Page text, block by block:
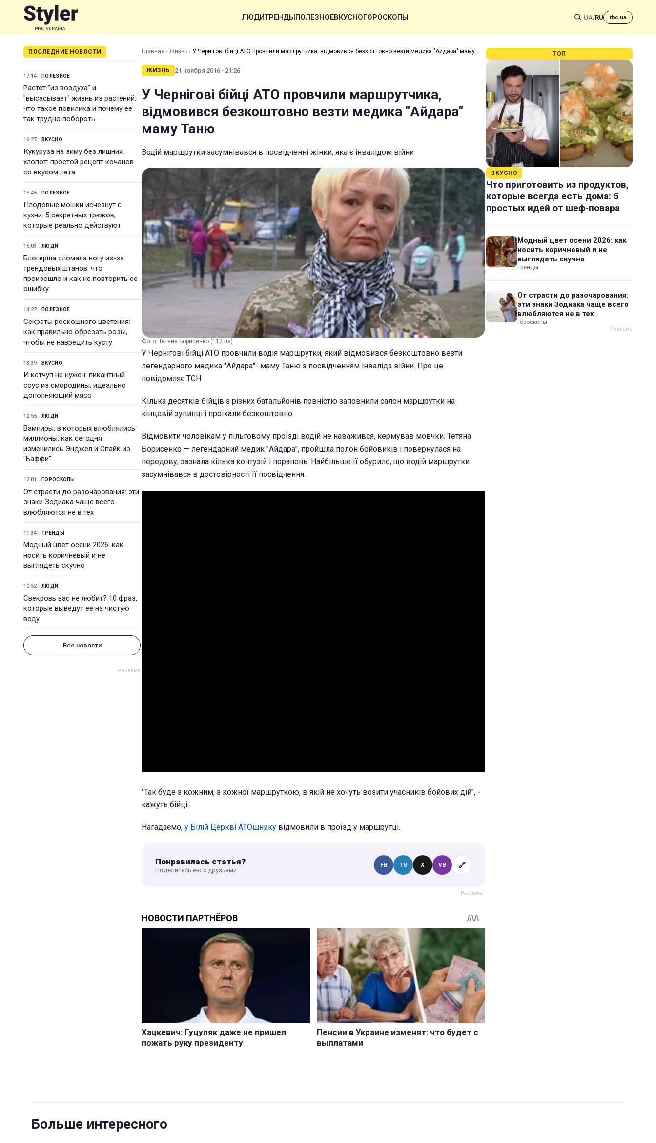
ЛЮДИТРЕНДЫПОЛЕЗНОЕВКУСНОГОРОСКОПЫ UA/RU rbc.ua
ПОСЛЕДНИЕ НОВОСТИ
17:14 ПОЛЕЗНОЕ
Растет "из воздуха" и
"высасывает" жизнь из растений:
что такое повилика и почему ее
так трудно побороть
16:27 ВКУСНО
Кукуруза на зиму без лишних
хлопот: простой рецепт кочанов
со вкусом лета
15:45 ПОЛЕЗНОЕ
Плодовые мошки исчезнут с
кухни: 5 секретных трюков,
которые реально действуют
15:03 ЛЮДИ
Блогерша сломала ногу из-за
трендовых штанов: что
произошло и как не повторить ее
ошибку
14:22 ПОЛЕЗНОЕ
Секреты роскошного цветения:
как правильно обрезать розы,
чтобы не навредить кусту
13:39 ВКУСНО
И кетчуп не нужен: пикантный
соус из смородины, идеально
дополняющий мясо
12:55 ЛЮДИ
Вампиры, в которых влюблялись
миллионы: как сегодня
изменились Энджел и Спайк из
"Баффи"
12:01 ГОРОСКОПЫ
От страсти до разочарования: эти
знаки Зодиака чаще всего
влюбляются не в тех
11:34 ТРЕНДЫ
Модный цвет осени 2026: как
носить коричневый и не
выглядеть скучно
10:52 ЛЮДИ
Свекровь вас не любит? 10 фраз,
которые выведут ее на чистую
воду
Все новости
Главная › Жизнь › У Чернігові бійці АТО провчили маршрутчика, відмовився безкоштовно везти медика "Айдара" маму
ЖИЗНЬ
21 ноября 2016 · 21:26
У Чернігові бійці АТО провчили маршрутчика,
відмовився безкоштовно везти медика "Айдара"
маму Таню
Водій маршрутки засумнівався в посвідченні жінки, яка є інвалідом війни
Фото: Тетяна Борисенко (112.ua)
У Чернігові бійці АТО провчили водія маршрутки, який відмовився безкоштовно везти
легендарного медика "Айдара"- маму Таню з посвідченням інваліда війни. Про це
повідомляє ТСН.
Кілька десятків бійців з різних батальйонів повністю заповнили салон маршрутки на
кінцевій зупинці і проїхали безкоштовно.
Відмовити чоловікам у пільговому проїзді водій не наважився, кермував мовчки. Тетяна
Борисенко — легендарний медик "Айдара", пройшла полон бойовиків і повернулася на
передову, зазнала кілька контузій і поранень. Найбільше її обурило, що водій маршрутки
засумнівався в достовірності її посвідчення.
"Так буде з кожним, з кожної маршруткою, в якій не хочуть возити учасників бойових дій", -
кажуть бійці.
Нагадаємо, у Білій Церкві АТОшнику відмовили в проїзд у маршрутці.
Понравилась статья?
Поделитесь ею с друзьями
FB TG X VB 🔗
ТОП
ВКУСНО
Что приготовить из продуктов,
которые всегда есть дома: 5
простых идей от шеф-повара
Модный цвет осени 2026: как
носить коричневый и не
выглядеть скучно
Тренды
От страсти до разочарования:
эти знаки Зодиака чаще всего
влюбляются не в тех
Гороскопы
Больше интересного